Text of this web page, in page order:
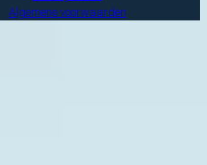
Algemene voorwaarden